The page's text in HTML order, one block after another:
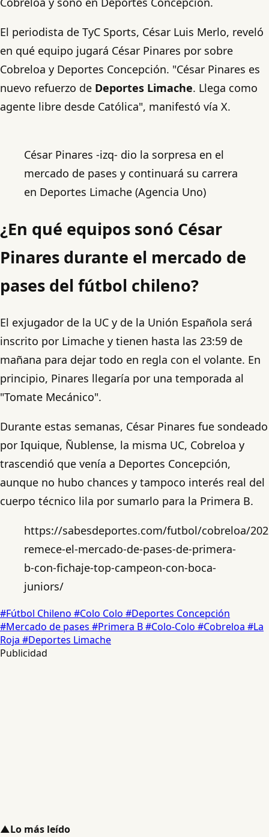
El periodista de TyC Sports, César Luis Merlo, reveló
en qué equipo jugará César Pinares por sobre
Cobreloa y Deportes Concepción. "César Pinares es
nuevo refuerzo de Deportes Limache. Llega como
agente libre desde Católica", manifestó vía X.
César Pinares -izq- dio la sorpresa en el
mercado de pases y continuará su carrera
en Deportes Limache (Agencia Uno)
¿En qué equipos sonó César
Pinares durante el mercado de
pases del fútbol chileno?
El exjugador de la UC y de la Unión Española será
inscrito por Limache y tienen hasta las 23:59 de
mañana para dejar todo en regla con el volante. En
principio, Pinares llegaría por una temporada al
"Tomate Mecánico".
Durante estas semanas, César Pinares fue sondeado
por Iquique, Ñublense, la misma UC, Cobreloa y
trascendió que venía a Deportes Concepción,
aunque no hubo chances y tampoco interés real del
cuerpo técnico lila por sumarlo para la Primera B.
https://sabesdeportes.com/futbol/cobreloa/
remece-el-mercado-de-pases-de-primera-
b-con-fichaje-top-campeon-con-boca-
juniors/
#Fútbol Chileno #Colo Colo #Deportes Concepción
#Mercado de pases #Primera B#Colo-Colo #Cobreloa #La
Roja #Deportes Limache
Publicidad
▲Lo más leído